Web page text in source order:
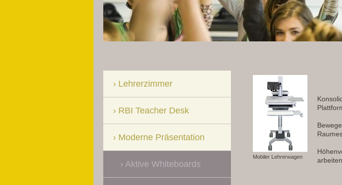
Mobiler Lehrerwagen
Lehrerzimmer
RBI Teacher Desk
Moderne Präsentation
Aktive Whiteboards